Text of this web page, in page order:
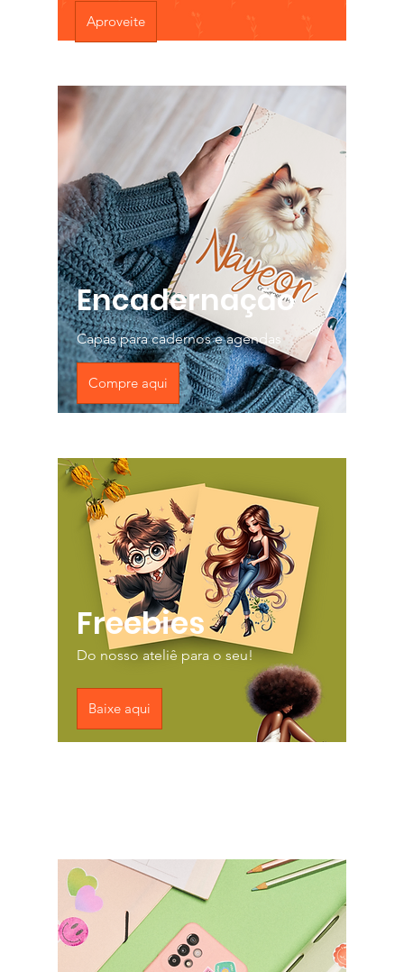
Aproveite
Encadernação
Capas para cadernos e agendas
Compre aqui
Freebies
Do nosso ateliê para o seu!
Baixe aqui